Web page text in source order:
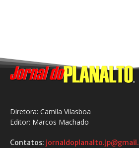
Diretora: Camila Vilasboa
Editor: Marcos Machado
Contatos: